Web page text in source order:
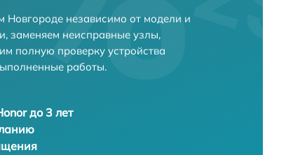
независимо от модели и
заменяем неисправные узлы,
полную проверку устройства
работы.
до 3 лет